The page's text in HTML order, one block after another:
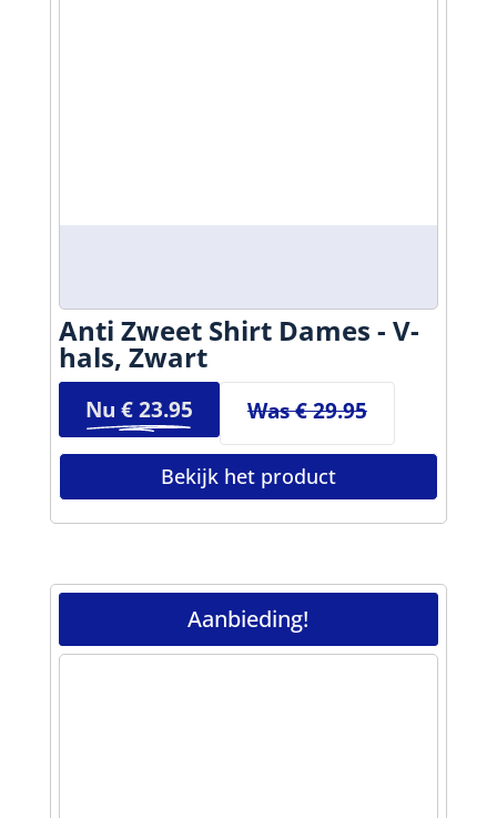
Anti Zweet Shirt Dames - V-
hals, Zwart
Nu €23.95 Was € 29.95
Bekijk het product
Aanbieding!